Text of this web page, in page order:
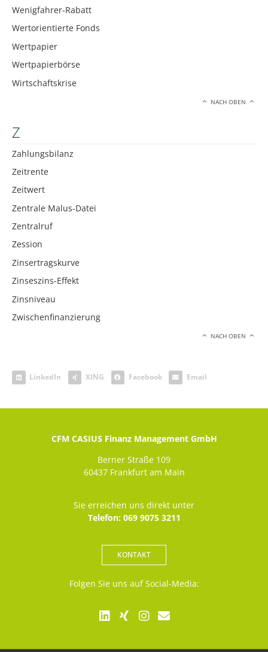
Wenigfahrer-Rabatt
Wertorientierte Fonds
Wertpapier
Wertpapierbörse
Wirtschaftskrise
NACH OBEN
Z
Zahlungsbilanz
Zeitrente
Zeitwert
Zentrale Malus-Datei
Zentralruf
Zession
Zinsertragskurve
Zinseszins-Effekt
Zinsniveau
Zwischenfinanzierung
NACH OBEN
LinkedIn XING Facebook Email
CFM CASIUS Finanz Management GmbH
Berner Straße 109
60437 Frankfurt am Main
Sie erreichen uns direkt unter
Telefon: 069 9075 3211
KONTAKT
Folgen Sie uns auf Social-Media: